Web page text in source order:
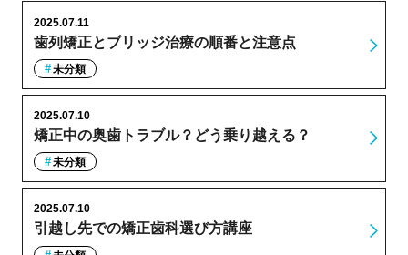
歯列矯正とブリッジ治療の順番と注意点
2025.07.11
未分類
矯正中の奥歯トラブル？どう乗り越える？
2025.07.10
未分類
引越し先での矯正歯科選び方講座
2025.07.10